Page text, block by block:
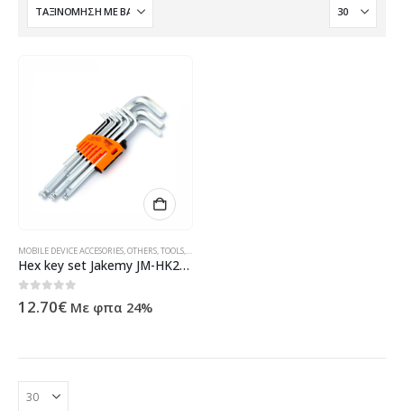
MOBILE DEVICE ACCESORIES OTHERS TOOLS
Hex key set Jakemy JM-HK2-1, 9 pieces, CR-V – 17645
0 out of 5
12.70€ Με φπα 24%